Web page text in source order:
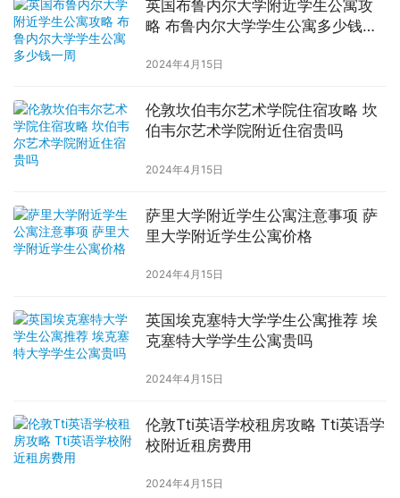
英国布鲁内尔大学附近学生公寓攻
略 布鲁内尔大学学生公寓多少钱一
2024年4月15日
伦敦坎伯韦尔艺术学院住宿攻略 坎
伯韦尔艺术学院附近住宿贵吗
2024年4月15日
萨里大学附近学生公寓注意事项 萨
里大学附近学生公寓价格
2024年4月15日
英国埃克塞特大学学生公寓推荐 埃
克塞特大学学生公寓贵吗
2024年4月15日
伦敦Tti英语学校租房攻略 Tti英语学
校附近租房费用
2024年4月15日